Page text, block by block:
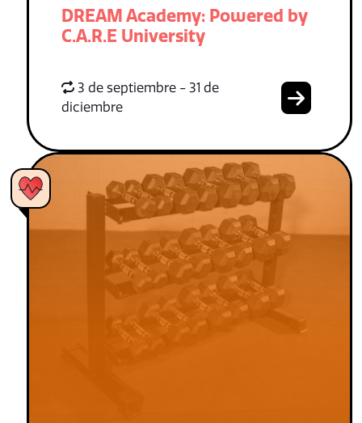
DREAM Academy: Powered by
C.A.R.E University
3 de septiembre - 31 de
diciembre